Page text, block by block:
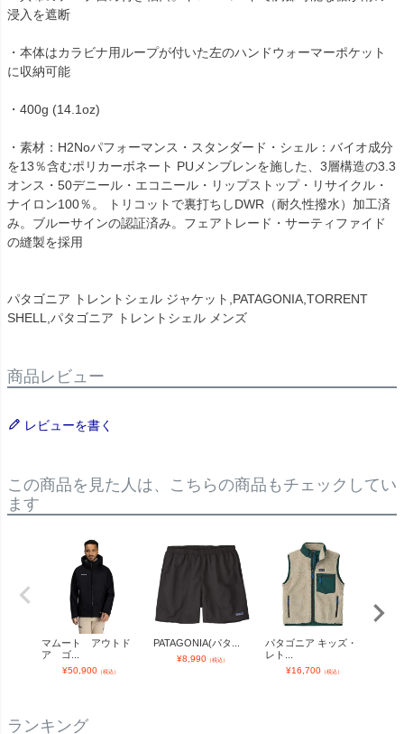
浸入を遮断
・本体はカラビナ用ループが付いた左のハンドウォーマーポケット
に収納可能
・400g (14.1oz)
・素材：H2Noパフォーマンス・スタンダード・シェル：バイオ成分
を13％含むポリカーボネート PUメンブレンを施した、3層構造の3.3
オンス・50デニール・エコニール・リップストップ・リサイクル・
ナイロン100％。 トリコットで裏打ちしDWR（耐久性撥水）加工済
み。ブルーサインの認証済み。フェアトレード・サーティファイド
の縫製を採用
パタゴニア トレントシェル ジャケット,PATAGONIA,TORRENT
SHELL,パタゴニア トレントシェル メンズ
商品レビュー
レビューを書く
この商品を見た人は、こちらの商品もチェックしてい
ます
マムート アウトド
ア ゴ...
¥50,900（税込）
PATAGONIA(パタ...
¥8,990（税込）
パタゴニア キッズ・
レト...
¥16,700（税込）
ランキング